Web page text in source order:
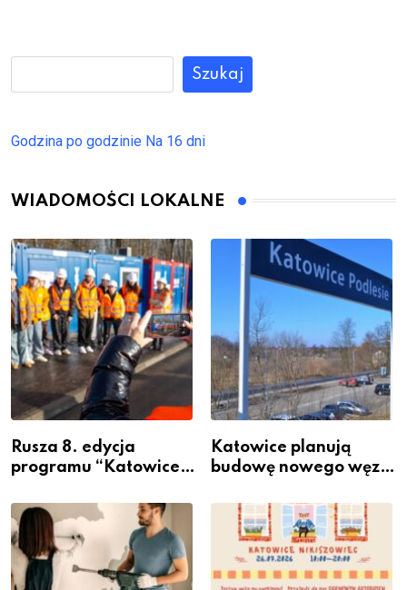
Szukaj
Godzina po godzinie Na 16 dni
WIADOMOŚCI LOKALNE
Rusza 8. edycja
programu “Katowice
– nabór dla
przedsiębiorców
Katowice planują
budowę nowego węzła
Podlesiu